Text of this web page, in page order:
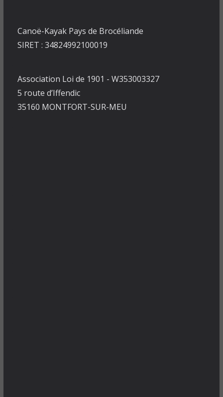
Canoë-Kayak Pays de Brocéliande
SIRET : 34824992100019
Association Loi de 1901 - W353003327
5 route d’Iffendic
35160 MONTFORT-SUR-MEU